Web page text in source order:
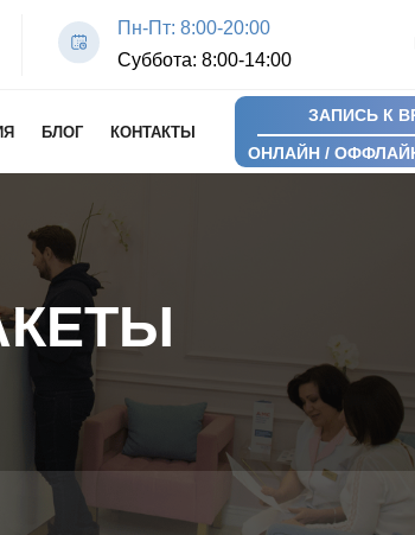
Пн-Пт: 8:00-20:00
Суббота: 8:00-14:00
БЛОГ КОНТАКТЫ
ЗАПИСЬ К
ОНЛАЙН /